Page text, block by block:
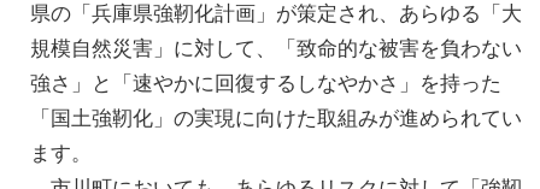
県の「兵庫県強靭化計画」が策定され、あらゆる「大
規模自然災害」に対して、「致命的な被害を負わない
強さ」と「速やかに回復するしなやかさ」を持った
「国土強靭化」の実現に向けた取組みが進められてい
ます。